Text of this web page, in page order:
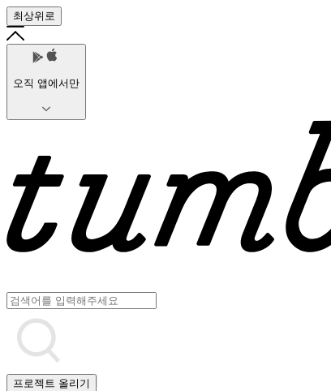
최상위로
오직 앱에서만
프로젝트 올리기